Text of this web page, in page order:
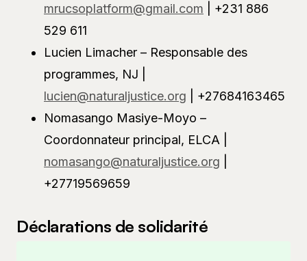
mrucsoplatform@gmail.com | +231 886
529 611
Lucien Limacher – Responsable des
programmes, NJ |
lucien@naturaljustice.org | +27684163465
Nomasango Masiye-Moyo –
Coordonnateur principal, ELCA |
nomasango@naturaljustice.org
+27719569659
Déclarations de solidarité